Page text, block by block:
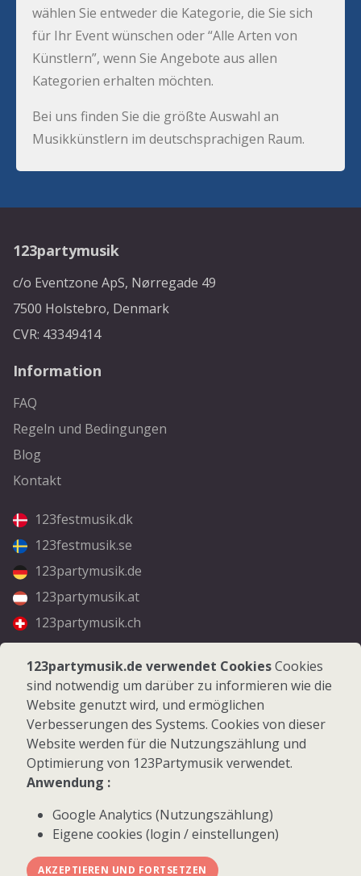
wählen Sie entweder die Kategorie, die Sie sich
für Ihr Event wünschen oder “Alle Arten von
Künstlern”, wenn Sie Angebote aus allen
Kategorien erhalten möchten.
Bei uns finden Sie die größte Auswahl an
Musikkünstlern im deutschsprachigen Raum.
123partymusik
c/o Eventzone ApS, Nørregade 49
7500 Holstebro, Denmark
CVR: 43349414
Information
FAQ
Regeln und Bedingungen
Blog
Kontakt
123festmusik.dk
123festmusik.se
123partymusik.de
123partymusik.at
123partymusik.ch
Folgen Sie uns
Facebook
Instagram
© 2026 123Partymusik.de - Alle Rechte vorbehalten
123partymusik.de verwendet CookiesCookies
sind notwendig um darüber zu informieren wie die
Website genutzt wird, und ermöglichen
Verbesserungen des Systems. Cookies von dieser
Website werden für die Nutzungszählung und
Optimierung von 123Partymusik verwendet.
Anwendung :
Google Analytics (Nutzungszählung)
Eigene cookies (login / einstellungen)
AKZEPTIEREN UND FORTSETZEN